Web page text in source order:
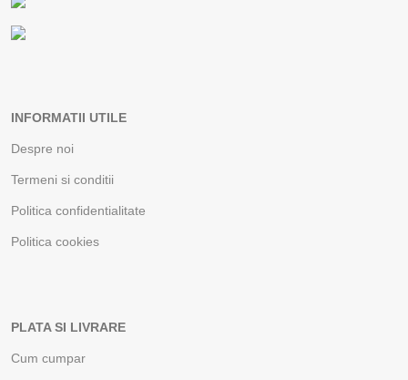
INFORMATII UTILE
Despre noi
Termeni si conditii
Politica confidentialitate
Politica cookies
PLATA SI LIVRARE
Cum cumpar